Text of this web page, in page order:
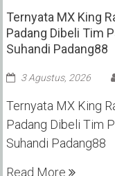
Ternyata MX King
Padang Dibeli Tim
Suhandi Padang88
3 Agustus, 2026
Ternyata MX King
Padang Dibeli Tim
Suhandi Padang88
Read More